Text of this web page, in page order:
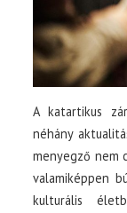
A katartikus
néhány
menyegző nem
valamiképpen
kulturális